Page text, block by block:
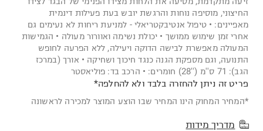
החיצוני, מוסיפה נוחות והרגשת יובש בעת פעילות דינמית
מאפיינים: • טיפול אנטיבקטריאלי - למניעת ריחות לא נעימים גם
אחרי זמן שימוש ממושך • יכולת נשימה ואוורור מעולה • הגמישות
המעולה מאפשרת לבישה הדוקה ויעילה, ללא הפרעה לחופש
התנועה, וגם מספקת הגנה כנגד חיכוך ושחיקה • אורך (במרכז
הגב): 71 ס''מ (''28) חומרים: • הרכב בד: פוליאסטר
פריט זה ניתן להחזרה בלבד ולא להחלפה*
*המחיר המחוק הינו המחיר שבו הוצע המוצר למכירה לראשונה
מדריך מידות